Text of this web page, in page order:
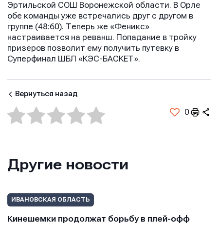
Эртильской СОШ Воронежской области. В Орле
обе команды уже встречались друг с другом в
группе (48:60). Теперь же «Феникс»
настраивается на реванш. Попадание в тройку
призеров позволит ему получить путевку в
Суперфинал ШБЛ «КЭС-БАСКЕТ».
Вернуться назад
0
Другие новости
ИВАНОВСКАЯ ОБЛАСТЬ
Кинешемки продолжат борьбу в плей-офф
Имя
E-mail
Телефон
Имя
E-mail
Телефон
Имя
E-mail